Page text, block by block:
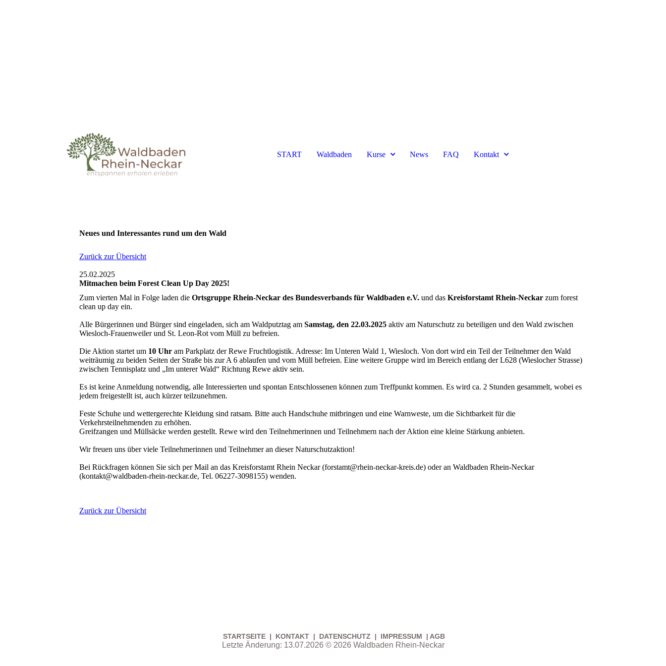
START Waldbaden Kurse News FAQ Kontakt
Neues und Interessantes rund um den Wald
Zurück zur Übersicht
25.02.2025
Mitmachen beim Forest Clean Up Day 2025!
Zum vierten Mal in Folge laden die Ortsgruppe Rhein-Neckar des Bundesverbands für Waldbaden e.V. und das Kreisforstamt Rhein-Neckar zum forest
clean up day ein.
Alle Bürgerinnen und Bürger sind eingeladen, sich am Waldputztag am Samstag, den 22.03.2025 aktiv am Naturschutz zu beteiligen und den Wald zwischen
Wiesloch-Frauenweiler und St. Leon-Rot vom Müll zu befreien.
Die Aktion startet um 10 Uhr am Parkplatz der Rewe Fruchtlogistik. Adresse: Im Unteren Wald 1, Wiesloch. Von dort wird ein Teil der Teilnehmer den Wald
weiträumig zu beiden Seiten der Straße bis zur A 6 ablaufen und vom Müll befreien. Eine weitere Gruppe wird im Bereich entlang der L628 (Wieslocher Strasse)
zwischen Tennisplatz und „Im unterer Wald“ Richtung Rewe aktiv sein.
Es ist keine Anmeldung notwendig, alle Interessierten und spontan Entschlossenen können zum Treffpunkt kommen. Es wird ca. 2 Stunden gesammelt, wobei es
jedem freigestellt ist, auch kürzer teilzunehmen.
Feste Schuhe und wettergerechte Kleidung sind ratsam. Bitte auch Handschuhe mitbringen und eine Warnweste, um die Sichtbarkeit für die
Verkehrsteilnehmenden zu erhöhen.
Greifzangen und Müllsäcke werden gestellt. Rewe wird den Teilnehmerinnen und Teilnehmern nach der Aktion eine kleine Stärkung anbieten.
Wir freuen uns über viele Teilnehmerinnen und Teilnehmer an dieser Naturschutzaktion!
Bei Rückfragen können Sie sich per Mail an das Kreisforstamt Rhein Neckar (forstamt@rhein-neckar-kreis.de) oder an Waldbaden Rhein-Neckar
(kontakt@waldbaden-rhein-neckar.de, Tel. 06227-3098155) wenden.
Zurück zur Übersicht
STARTSEITE | KONTAKT | DATEN­SCHUTZ | IMPRESSUM | AGB
Letzte Änderung: 13.07.2026 © 2026 Waldbaden Rhein-Neckar